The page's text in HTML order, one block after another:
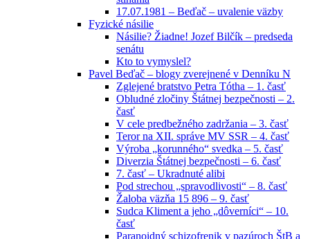
17.07.1981 – Beďač – uvalenie väzby
Fyzické násilie
Násilie? Žiadne! Jozef Bilčík – predseda
senátu
Kto to vymyslel?
Pavel Beďač – blogy zverejnené v Denníku N
Zglejené bratstvo Petra Tótha – 1. časť
Obludné zločiny Štátnej bezpečnosti – 2.
časť
V cele predbežného zadržania – 3. časť
Teror na XII. správe MV SSR – 4. časť
Výroba „korunného“ svedka – 5. časť
Diverzia Štátnej bezpečnosti – 6. časť
7. časť – Ukradnuté alibi
Pod strechou „spravodlivosti“ – 8. časť
Žaloba väzňa 15 896 – 9. časť
Sudca Kliment a jeho „dôverníci“ – 10.
časť
Paranoidný schizofrenik v pazúroch ŠtB a